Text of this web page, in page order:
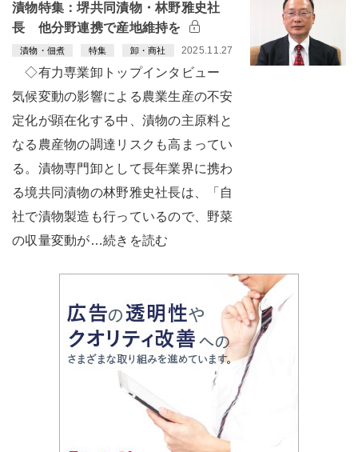
漬物特集：堺共同漬物・林野雅史社
長 他分野連携で産地維持を
漬物・佃煮 特集 卸・商社 2025.11.27
◇有力専業卸トップインタビュー
気候変動の影響による農業生産の不安
定化が顕在化する中、漬物の主原料と
なる農産物の調達リスクも高まってい
る。漬物専門卸として長年業界に携わ
る境共同漬物の林野雅史社長は、「自
社で漬物製造も行っているので、野菜
の収量変動が…続きを読む